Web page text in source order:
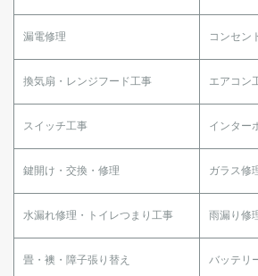
漏電修理 コンセン
換気扇・レンジフード工事 エアコン
スイッチ工事 インター
鍵開け・交換・修理 ガラス修
水漏れ修理・トイレつまり工事 雨漏り修
畳・襖・障子張り替え バッテリ